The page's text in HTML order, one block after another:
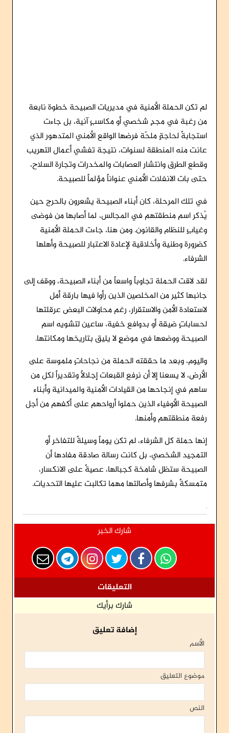
لم تكن الحملة الأمنية في مديريات الصبيحة خطوة نابعة
من رغبة في مجدٍ شخصي أو مكاسبٍ آنية، بل جاءت
استجابةً لحاجةٍ ملحّة فرضها الواقع الأمني المتدهور الذي
عانت منه المنطقة لسنوات، نتيجة تفشي أعمال التهريب
وقطع الطرق وانتشار العصابات والمخدرات وتجارة السلاح،
حتى بات الانفلات الأمني عنواناً مؤلماً للصبيحة.
في تلك المرحلة، كان أبناء الصبيحة يشعرون بالحرج حين
يُذكر اسم منطقتهم في المجالس، لما أصابها من فوضى
وغيابٍ للنظام والقانون. ومن هنا، جاءت الحملة الأمنية
كضرورة وطنية وأخلاقية لإعادة الاعتبار للصبيحة وأهلها
الشرفاء.
لقد لاقت الحملة تجاوباً واسعاً من أبناء الصبيحة، ووقف إلى
جانبها كثير من المخلصين الذين رأوا فيها بارقة أمل
لاستعادة الأمن والاستقرار، رغم محاولات البعض عرقلتها
لحساباتٍ ضيقة أو بدوافع خفية، ساعين لتشويه اسم
الصبيحة ووضعها في موضعٍ لا يليق بتاريخها ومكانتها.
واليوم، وبعد ما حققته الحملة من نجاحاتٍ ملموسة على
الأرض، لا يسعنا إلا أن نرفع القبعات إجلالاً وتقديراً لكل من
ساهم في إنجاحها من القيادات الأمنية والميدانية وأبناء
الصبيحة الأوفياء الذين حملوا أرواحهم على أكفهم من أجل
رفعة منطقتهم وأمنها.
إنها حملة كل الشرفاء، لم تكن يوماً وسيلةً للتفاخر أو
التمجيد الشخصي، بل كانت رسالة صادقة مفادها أن
الصبيحة ستظل شامخة كجبالها، عصيةً على الانكسار،
متمسكةً بشرفها وأصالتها مهما تكالبت عليها التحديات.
شارك الخبر
التعليقات
شارك برأيك
إضافة تعليق
الأسم
موضوع التعليق
النص